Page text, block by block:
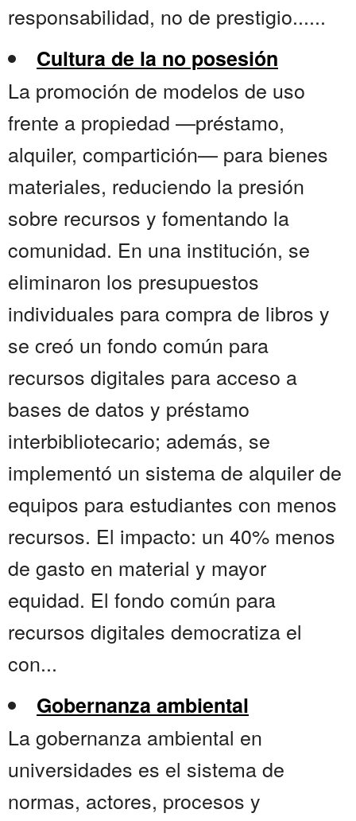
responsabilidad, no de prestigio......
Cultura de la no posesión
La promoción de modelos de uso
frente a propiedad —préstamo,
alquiler, compartición— para bienes
materiales, reduciendo la presión
sobre recursos y fomentando la
comunidad. En una institución, se
eliminaron los presupuestos
individuales para compra de libros y
se creó un fondo común para
recursos digitales para acceso a
bases de datos y préstamo
interbibliotecario; además, se
implementó un sistema de alquiler de
equipos para estudiantes con menos
recursos. El impacto: un 40% menos
de gasto en material y mayor
equidad. El fondo común para
recursos digitales democratiza el
con...
Gobernanza ambiental
La gobernanza ambiental en
universidades es el sistema de
normas, actores, procesos y